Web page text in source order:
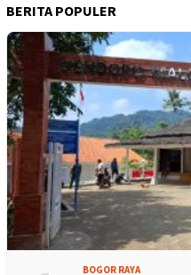
BERITA POPULER
BOGOR RAYA